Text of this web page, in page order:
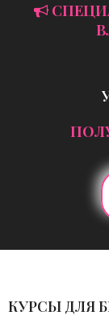
КУРСЫ ДЛЯ